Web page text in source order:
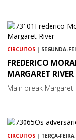
CIRCUITOS | SEGUNDA-
FREDERICO
MARGARET RIVER
Main break Margaret
CIRCUITOS | TERÇA-